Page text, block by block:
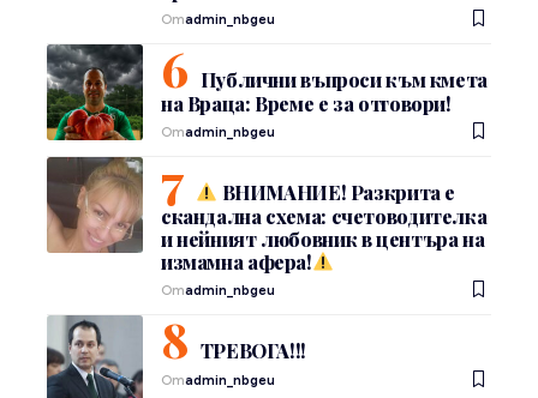
Отadmin_nbgeu
Публични въпроси към кмета
на Враца: Време е за отговори!
Отadmin_nbgeu
ВНИМАНИЕ! Разкрита е
скандална схема: счетоводителка
и нейният любовник в центъра на
измамна афера!
Отadmin_nbgeu
ТРЕВОГА!!!
Отadmin_nbgeu